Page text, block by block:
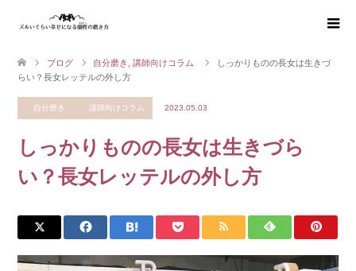
ブログ 自分磨き 講師向けコラム
しっかりものの長女は生きづ
らい？長女レッテルの外し方
自分磨き 講師向けコラム 2023.05.03
しっかりものの長女は生きづら
い？長女レッテルの外し方